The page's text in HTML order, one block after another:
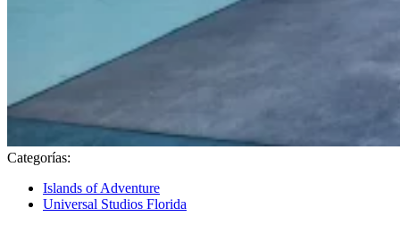
Categorías:
Islands of Adventure
Universal Studios Florida